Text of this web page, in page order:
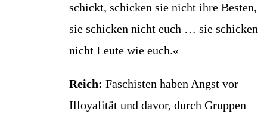
schickt, schi­cken sie nicht ihre Bes­ten,
sie schi­cken nicht euch … sie schi­cken
nicht Leu­te wie euch.«
Reich: Faschis­ten haben Angst vor
Illoya­li­tät und davor, durch Grup­pen